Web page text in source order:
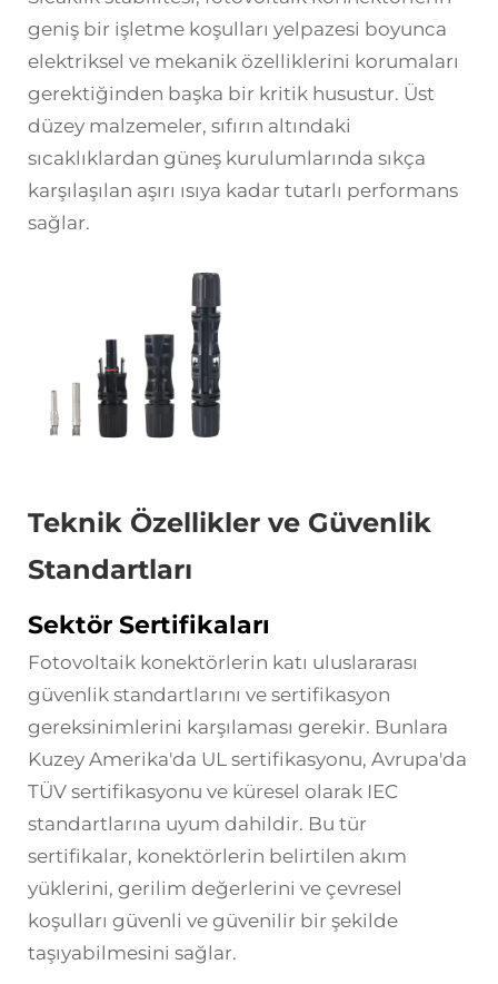
geniş bir işletme koşulları yelpazesi boyunca
elektriksel ve mekanik özelliklerini korumaları
gerektiğinden başka bir kritik husustur. Üst
düzey malzemeler, sıfırın altındaki
sıcaklıklardan güneş kurulumlarında sıkça
karşılaşılan aşırı ısıya kadar tutarlı performans
sağlar.
Teknik Özellikler ve Güvenlik
Standartları
Sektör Sertifikaları
Fotovoltaik konektörlerin katı uluslararası
güvenlik standartlarını ve sertifikasyon
gereksinimlerini karşılaması gerekir. Bunlara
Kuzey Amerika'da UL sertifikasyonu, Avrupa'da
TÜV sertifikasyonu ve küresel olarak IEC
standartlarına uyum dahildir. Bu tür
sertifikalar, konektörlerin belirtilen akım
yüklerini, gerilim değerlerini ve çevresel
koşulları güvenli ve güvenilir bir şekilde
taşıyabilmesini sağlar.